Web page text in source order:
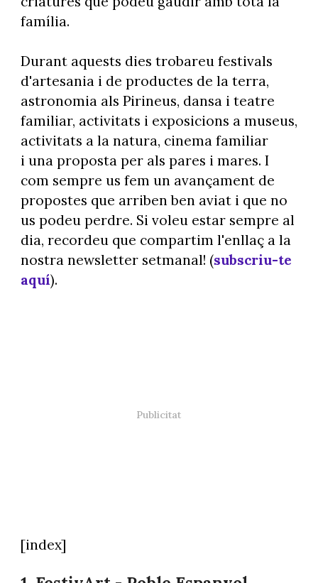
família.
Durant aquests dies trobareu festivals
d'artesania i de productes de la terra,
astronomia als Pirineus, dansa i teatre
familiar, activitats i exposicions a museus,
activitats a la natura, cinema familiar
i una proposta per als pares i mares. I
com sempre us fem un avançament de
propostes que arriben ben aviat i que no
us podeu perdre. Si voleu estar sempre al
dia, recordeu que compartim l'enllaç a la
nostra newsletter setmanal! (subscriu-te
aquí).
[index]